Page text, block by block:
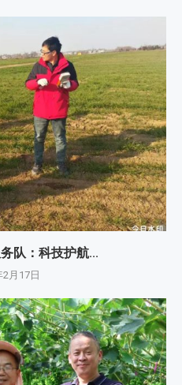
队：科技护航...
月17日